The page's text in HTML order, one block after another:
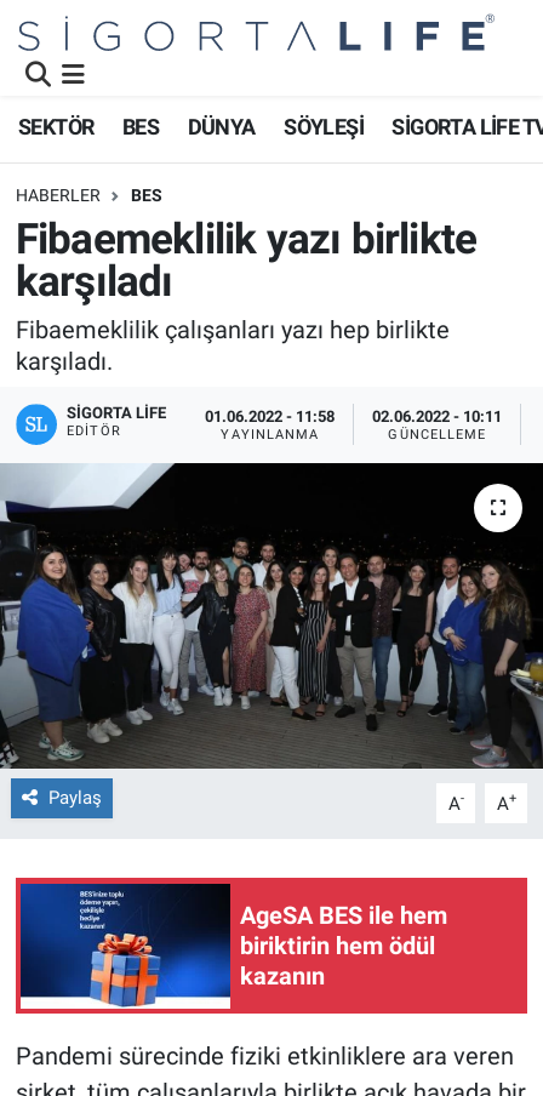
SEKTÖR BES DÜNYA SÖYLEŞİ SİGORTA LİFE
HABERLER BES
Fibaemeklilik yazı birlikte
karşıladı
Fibaemeklilik çalışanları yazı hep birlikte
karşıladı.
SIGORTA LIFE
EDITÖR
01.06.2022 - 11:58
YAYINLANMA
02.06.2022 - 10:11
GÜNCELLEME
Paylaş A- A+
AgeSA BES ile hem
biriktirin hem ödül
kazanın
Pandemi sürecinde fiziki etkinliklere ara veren
Namaz Vakitleri
Trafik Durumu
Süper Lig Puan Durumu ve Fikstür
Tüm Manşetler
Son Dakika Haberleri
Haber Arşivi